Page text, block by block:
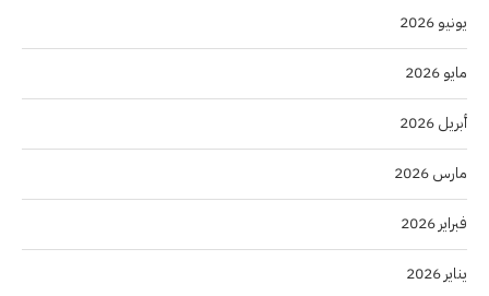
يونيو 2026
مايو 2026
أبريل 2026
مارس 2026
فبراير 2026
يناير 2026